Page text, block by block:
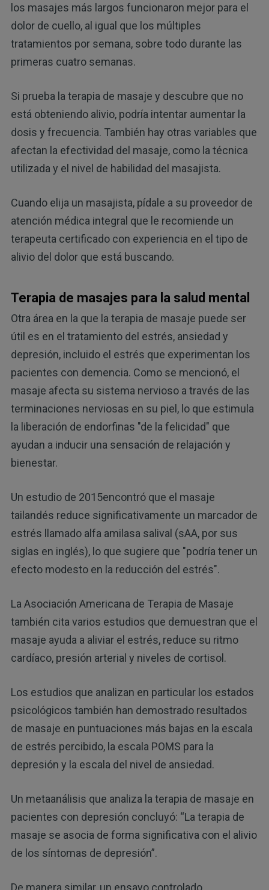
los masajes más largos funcionaron mejor para el
dolor de cuello, al igual que los múltiples
tratamientos por semana, sobre todo durante las
primeras cuatro semanas.
Si prueba la terapia de masaje y descubre que no
está obteniendo alivio, podría intentar aumentar la
dosis y frecuencia. También hay otras variables que
afectan la efectividad del masaje, como la técnica
utilizada y el nivel de habilidad del masajista.
Cuando elija un masajista, pídale a su proveedor de
atención médica integral que le recomiende un
terapeuta certificado con experiencia en el tipo de
alivio del dolor que está buscando.
Terapia de masajes para la salud mental
Otra área en la que la terapia de masaje puede ser
útil es en el tratamiento del estrés, ansiedad y
depresión, incluido el estrés que experimentan los
pacientes con demencia. Como se mencionó, el
masaje afecta su sistema nervioso a través de las
terminaciones nerviosas en su piel, lo que estimula
la liberación de endorfinas "de la felicidad" que
ayudan a inducir una sensación de relajación y
bienestar.
Un estudio de 2015encontró que el masaje
tailandés reduce significativamente un marcador de
estrés llamado alfa amilasa salival (sAA, por sus
siglas en inglés), lo que sugiere que "podría tener un
efecto modesto en la reducción del estrés".
La Asociación Americana de Terapia de Masaje
también cita varios estudios que demuestran que el
masaje ayuda a aliviar el estrés, reduce su ritmo
cardíaco, presión arterial y niveles de cortisol.
Los estudios que analizan en particular los estados
psicológicos también han demostrado resultados
de masaje en puntuaciones más bajas en la escala
de estrés percibido, la escala POMS para la
depresión y la escala del nivel de ansiedad.
Un metaanálisis que analiza la terapia de masaje en
pacientes con depresión concluyó: “La terapia de
masaje se asocia de forma significativa con el alivio
de los síntomas de depresión”.
De manera similar, un ensayo controlado